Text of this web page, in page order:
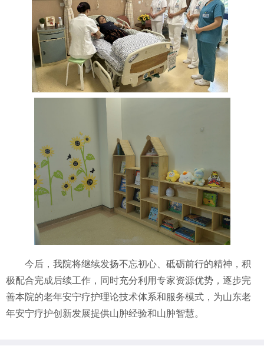
今后，我院将继续发扬不忘初心、砥砺前行的精神，积
极配合完成后续工作，同时充分利用专家资源优势，逐步完
善本院的老年安宁疗护理论技术体系和服务模式，为山东老
年安宁疗护创新发展提供山肿经验和山肿智慧。